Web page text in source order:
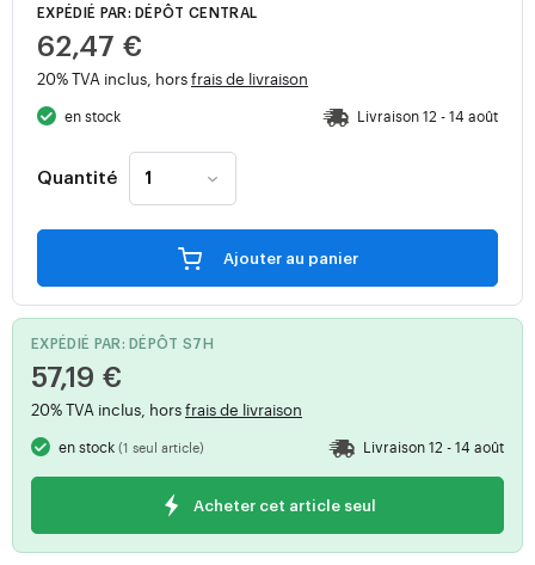
EXPÉDIÉ PAR: DÉPÔT CENTRAL
62,47 €
20% TVA inclus, horsfrais de livraison
en stock Livraison 12 - 14 août
Quantité
Ajouter au panier
EXPÉDIÉ PAR: DÉPÔT S7H
57,19 €
20% TVA inclus, horsfrais de livraison
en stock(1 seul article) Livraison 12 - 14 août
Acheter cet article seul